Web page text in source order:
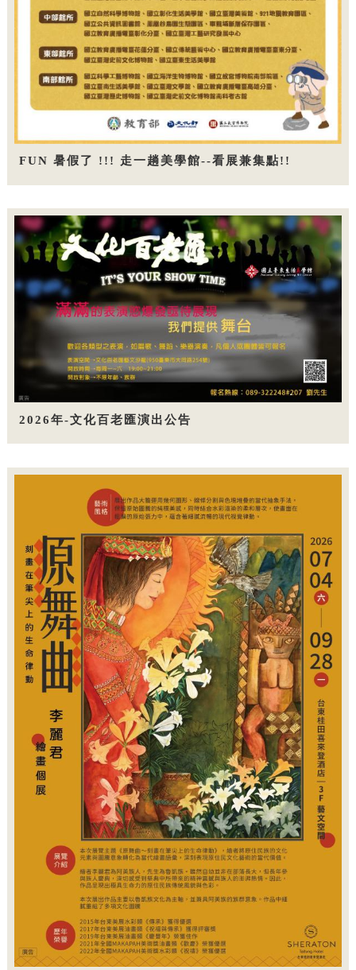
FUN 暑假了 !!! 走一趟美學館--看展兼集點!!
2026年-文化百老匯演出公告